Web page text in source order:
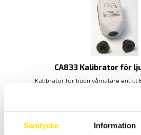
Samtycke Information
CA833 Kalibrator för
Kalibrator för ljudnivåmätare enligt